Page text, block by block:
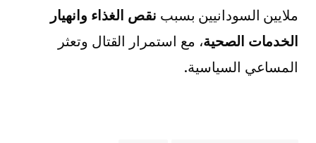
ملايين السودانيين بسبب نقص الغذاء وانهيار
الخدمات الصحية، مع استمرار القتال وتعثر
المساعي السياسية.